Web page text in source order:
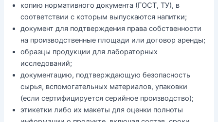
копию нормативного документа (ГОСТ, ТУ), в
соответствии с которым выпускаются напитки;
документ для подтверждения права собственности
на производственные площади или договор аренды;
образцы продукции для лабораторных
исследований;
документацию, подтверждающую безопасность
сырья, вспомогательных материалов, упаковки
(если сертифицируется серийное производство);
этикетки либо их макеты для оценки полноты